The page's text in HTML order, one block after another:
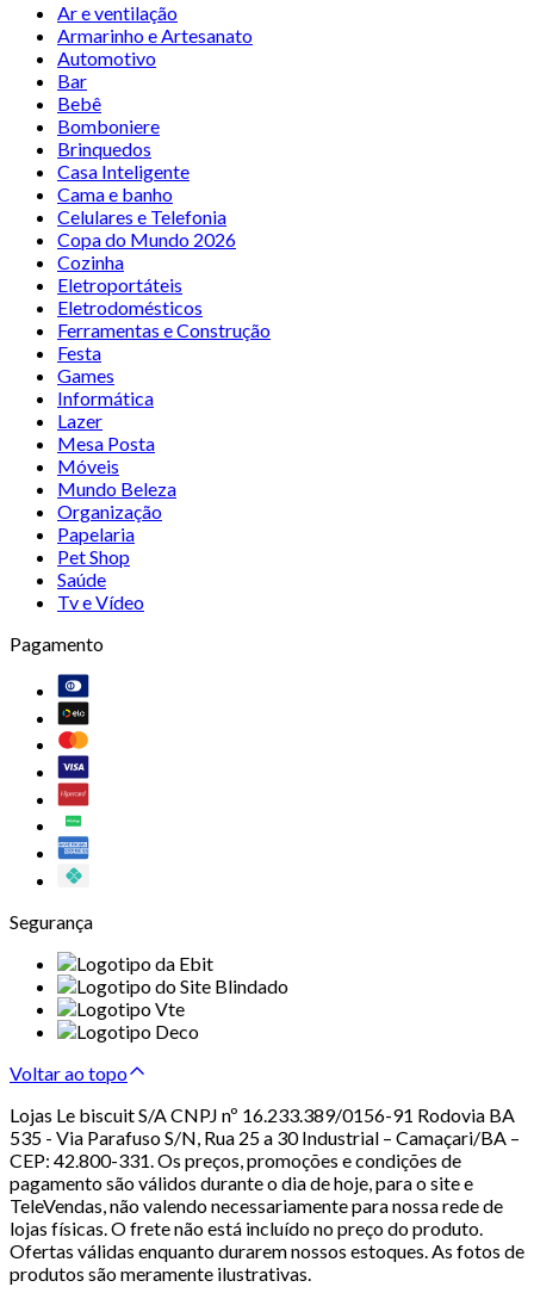
Ar e ventilação
Armarinho e Artesanato
Automotivo
Bar
Bebê
Bomboniere
Brinquedos
Casa Inteligente
Cama e banho
Celulares e Telefonia
Copa do Mundo 2026
Cozinha
Eletroportáteis
Eletrodomésticos
Ferramentas e Construção
Festa
Games
Informática
Lazer
Mesa Posta
Móveis
Mundo Beleza
Organização
Papelaria
Pet Shop
Saúde
Tv e Vídeo
Pagamento
Segurança
Voltar ao topo
Lojas Le biscuit S/A CNPJ nº 16.233.389/0156-91 Rodovia BA
535 - Via Parafuso S/N, Rua 25 a 30 Industrial – Camaçari/BA –
CEP: 42.800-331. Os preços, promoções e condições de
pagamento são válidos durante o dia de hoje, para o site e
TeleVendas, não valendo necessariamente para nossa rede de
lojas físicas. O frete não está incluído no preço do produto.
Ofertas válidas enquanto durarem nossos estoques. As fotos de
produtos são meramente ilustrativas.